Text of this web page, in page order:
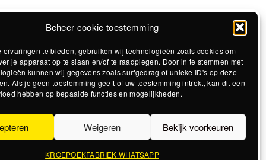
Beheer cookie toestemming
ervaringen te bieden, gebruiken wij technologieën zoals cookies om
je apparaat op te slaan en/of te raadplegen. Door in te stemmen met
kunnen wij gegevens zoals surfgedrag of unieke ID's op deze
Als je geen toestemming geeft of uw toestemming intrekt, kan dit een
hebben op bepaalde functies en mogelijkheden.
Weigeren Bekijk voorkeuren
KROEPOEKFABRIEK WHATSAPP